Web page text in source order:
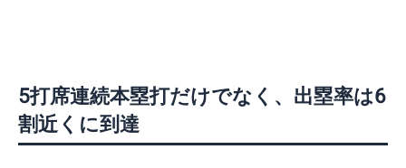
5打席連続本塁打だけでなく、出塁率は6
割近くに到達